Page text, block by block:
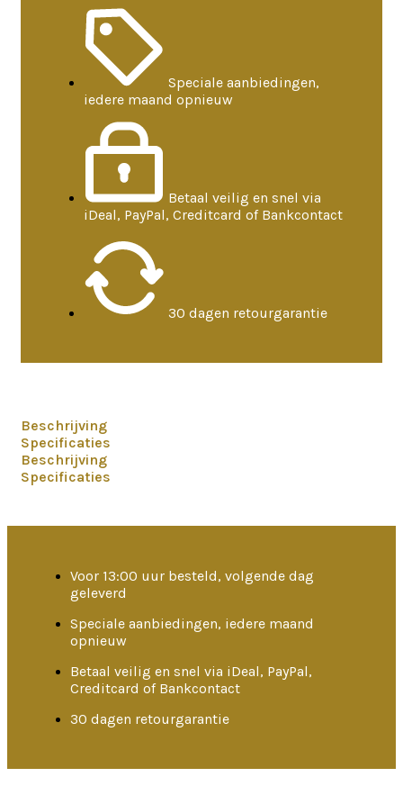
Speciale aanbiedingen,
iedere maand opnieuw
Betaal veilig en snel via
iDeal, PayPal, Creditcard of Bankcontact
30 dagen retourgarantie
Beschrijving
Specificaties
Beschrijving
Specificaties
Voor 13:00 uur besteld, volgende dag
geleverd
Speciale aanbiedingen, iedere maand
opnieuw
Betaal veilig en snel via iDeal, PayPal,
Creditcard of Bankcontact
30 dagen retourgarantie